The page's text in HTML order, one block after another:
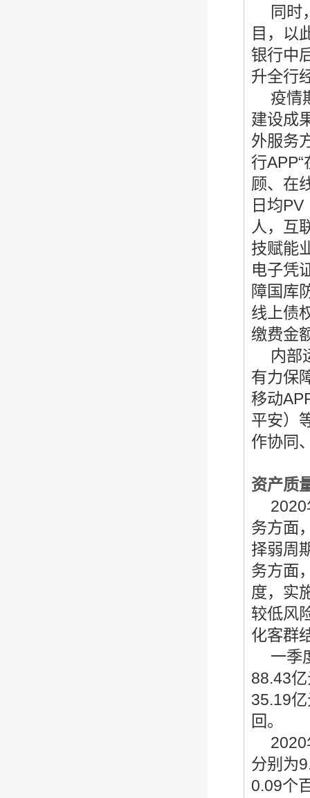
同时
目，以
银行中
升全行
疫情
建设成
外服务
行
顾、在
日均
人，互
技赋能
电子凭
障国库
线上债
缴费金
内部
有力保
移动
平安）
作协同
资产质
2020
务方面
择弱周
务方面
度，实
较低风
化客群
一季
88.43
35.19
回。
2020
分别为
0.09个